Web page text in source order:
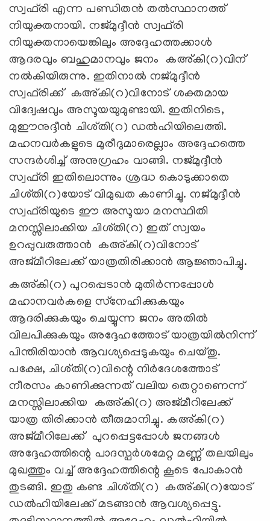
സ്വഫ്‌രി എന്ന പണ്ഡിതന്‍ തല്‍സ്ഥാനത്ത്
നിയുക്തനായി. നജ്മുദ്ദീന്‍ സ്വഫ്‌രി
നിയുക്തനായെങ്കിലും അദ്ദേഹത്തക്കാള്‍
ആദരവും ബഹുമാനവും ജനം കഅ്കി(റ)വിന്
നല്‍കിയിരുന്നു. ഇതിനാല്‍ നജ്മുദ്ദീന്‍
സ്വഫ്‌രിക്ക് കഅ്കി(റ)വിനോട് ശക്തമായ
വിദ്വേഷവും അസൂയയുമുണ്ടായി. ഇതിനിടെ,
മുഈനുദ്ദീന്‍ ചിശ്തി(റ) ഡല്‍ഹിയിലെത്തി.
മഹനവര്‍കളുടെ മുരീദുമാരെല്ലാം അദ്ദേഹത്തെ
സന്ദര്‍ശിച്ച് അനുഗ്രഹം വാങ്ങി. നജ്മുദ്ദീന്‍
സ്വഫ്‌രി ഇതിലൊന്നും ശ്രദ്ധ കൊടുക്കാതെ
ചിശ്തി(റ)യോട് വിമുഖത കാണിച്ചു. നജ്മുദ്ദീന്‍
സ്വഫ്‌രിയുടെ ഈ അസൂയാ മനസ്ഥിതി
മനസ്സിലാക്കിയ ചിശ്തി(റ) ഇത് സ്വയം
ഉറപ്പുവരുത്താന്‍ കഅ്കി(റ)വിനോട്
അജ്മീറിലേക്ക് യാത്രതിരിക്കാന്‍ ആജ്ഞാപിച്ചു.
കഅ്കി(റ) പുറപ്പെടാന്‍ മുതിര്‍ന്നപ്പോള്‍
മഹാനവര്‍കളെ സ്‌നേഹിക്കുകയും
ആദരിക്കുകയും ചെയ്യുന്ന ജനം അതില്‍
വിലപിക്കുകയും അദ്ദേഹത്തോട് യാത്രയില്‍നിന്ന്
പിന്തിരിയാന്‍ ആവശ്യപ്പെടുകയും ചെയ്തു.
പക്ഷേ, ചിശ്തി(റ)വിന്റെ നിര്‍ദേശത്തോട്
നീരസം കാണിക്കുന്നത് വലിയ തെറ്റാണെന്ന്
മനസ്സിലാക്കിയ കഅ്കി(റ) അജ്മീറിലേക്ക്
യാത്ര തിരിക്കാന്‍ തീരുമാനിച്ചു. കഅ്കി(റ)
അജ്മീറിലേക്ക് പുറപ്പെട്ടപ്പോള്‍ ജനങ്ങള്‍
അദ്ദേഹത്തിന്റെ പാദസ്പര്‍ശമേറ്റ മണ്ണ് തലയിലും
മുഖത്തും വച്ച് അദ്ദേഹത്തിന്റെ കൂടെ പോകാന്‍
തുടങ്ങി. ഇതു കണ്ട ചിശ്തി(റ) കഅ്കി(റ)യോട്
ഡല്‍ഹിയിലേക്ക് മടങ്ങാന്‍ ആവശ്യപ്പെട്ടു.